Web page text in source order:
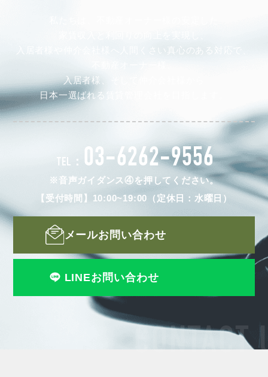
CONTACT
入居者様や仲介会社様へ人間くさい真心のある対応で、
入居者様、そして仲介会社様から
日本一選ばれる賃貸管理会社を目指します。
TEL： 03-6262-9556
※音声ガイダンス④を押してください。
【受付時間】10:00~19:00（定休日：水曜日）
メールお問い合わせ
LINEお問い合わせ